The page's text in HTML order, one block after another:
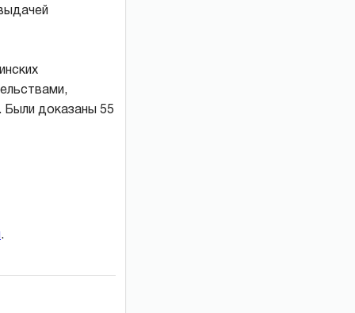
Были доказаны 55
.